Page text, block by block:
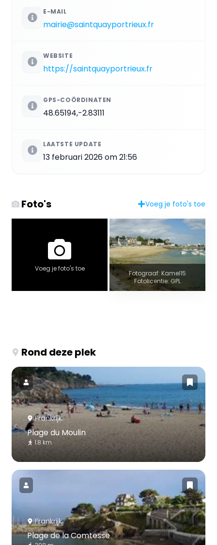
E-MAIL
mairie@saintquayportrieux.fr
WEBSITE
https://saintquayportrieux.fr
GPS-COÖRDINATEN
48.65194,-2.83111
LAATSTE UPDATE
13 februari 2026 om 21:56
Foto's Voeg je foto's toe
Voeg je foto's toe
Fotograaf: Kamel15
Fotolicentie: GPL
Rond deze plek
Frankrijk
Plage du Moulin
1.8 km
Frankrijk
Plage de la Comtesse